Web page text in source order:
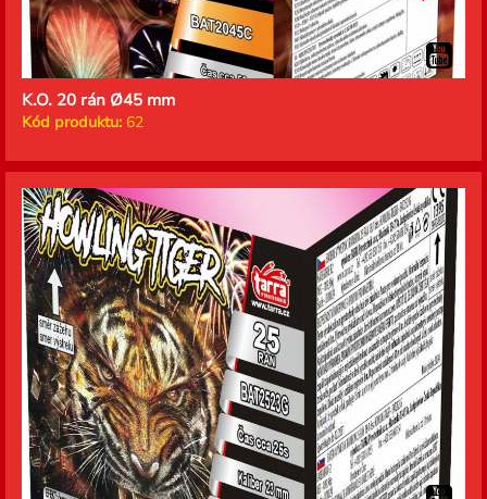
K.O. 20 rán Ø45 mm
Kód produktu: 62